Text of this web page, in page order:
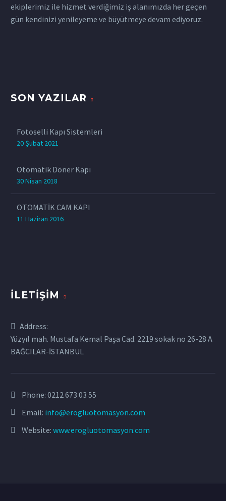
ekiplerimiz ile hizmet verdiğimiz iş alanımızda her geçen
gün kendinizi yenileyeme ve büyütmeye devam ediyoruz.
SON YAZILAR
Fotoselli Kapı Sistemleri
20 Şubat 2021
Otomatik Döner Kapı
30 Nisan 2018
OTOMATİK CAM KAPI
11 Haziran 2016
İLETIŞIM
Address:
Yüzyıl mah. Mustafa Kemal Paşa Cad. 2219 sokak no 26-28 A
BAĞCILAR-İSTANBUL
Phone: 0212 673 03 55
Email: info@erogluotomasyon.com
Website: www.erogluotomasyon.com